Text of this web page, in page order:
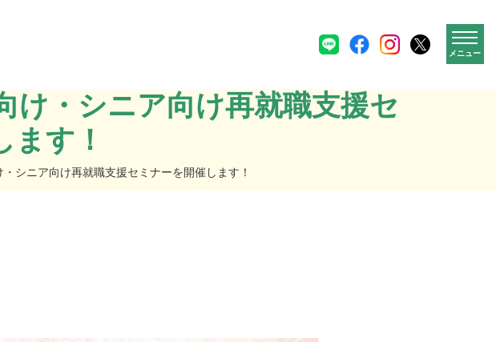
メニュー
け・シニア向け再就職支援セ
ます！
シニア向け再就職支援セミナーを開催します！